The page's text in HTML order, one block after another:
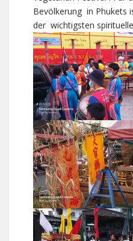
Bevölkerung in Phukets
der wichtigsten